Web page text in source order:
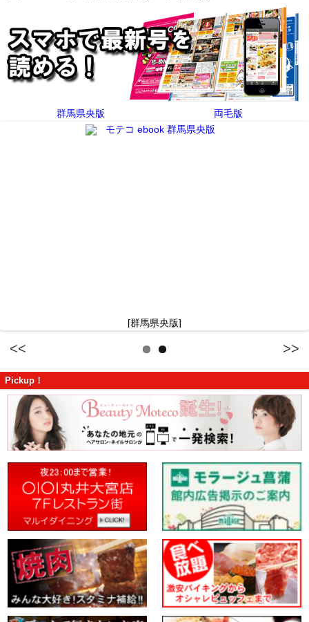
群馬県央版 両毛版
[群馬県央版]
Pickup！